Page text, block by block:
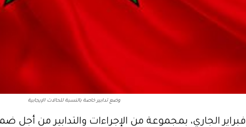
وضع تدابير خاصة بالنسبة للحالات الإيجابية
قررت الحكومة العمل، ابتداء من 7 فبراير الجاري، بمجموعة من الإجراءات